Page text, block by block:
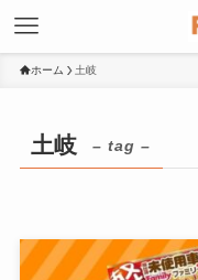
ホーム 土岐
土岐 – tag –